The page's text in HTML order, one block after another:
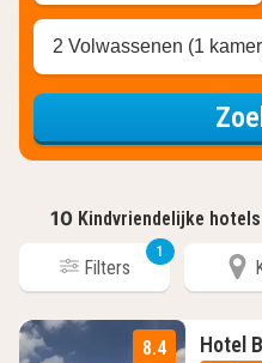
2 Volwassenen (1
10 Kindvriendelijke
Filters
1
8.4 Hotel